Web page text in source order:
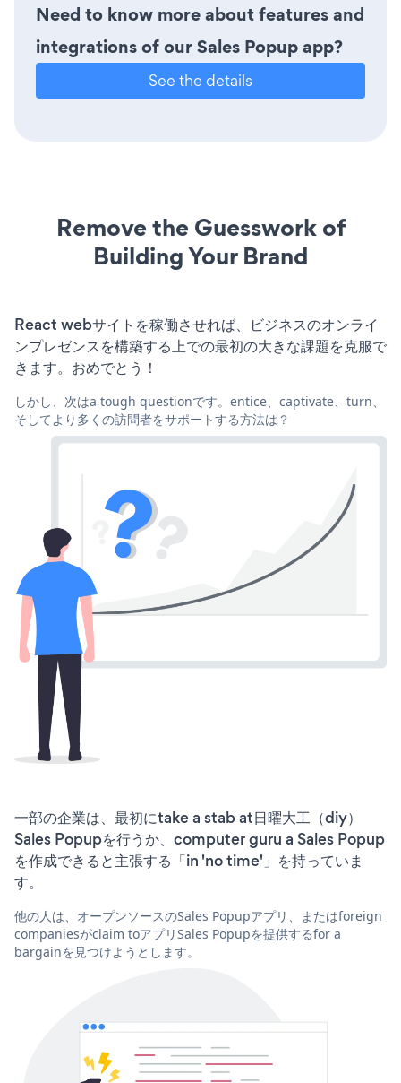
Need to know more about features and
integrations of our Sales Popup app?
See the details
Remove the Guesswork of
Building Your Brand
React webサイトを稼働させれば、ビジネスのオンライ
ンプレゼンスを構築する上での最初の大きな課題を克服で
きます。おめでとう！
しかし、次はa tough questionです。entice、captivate、turn、
そしてより多くの訪問者をサポートする方法は？
一部の企業は、最初にtake a stab at日曜大工（diy）
Sales Popupを行うか、computer guru a Sales Popup
を作成できると主張する「in 'no time'」を持っていま
す。
他の人は、オープンソースのSales Popupアプリ、またはforeign
companiesがclaim toアプリSales Popupを提供するfor a
bargainを見つけようとします。